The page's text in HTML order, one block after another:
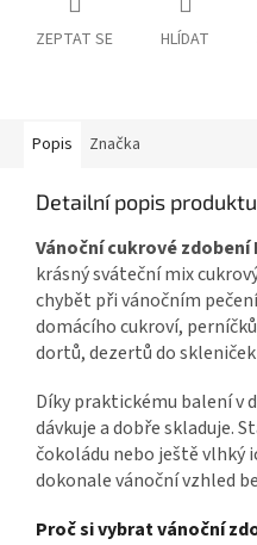
ZEPTAT SE HLÍDAT
Popis Značka
Detailní popis produktu
Vánoční cukrové zdobení
krásný sváteční mix
chybět při vánočním
domácího cukroví,
dortů, dezertů do
Díky praktickému balení v
dávkuje a dobře skladuje.
čokoládu nebo ještě vlhký
dokonale vánoční vzhled
Proč si vybrat vánoční